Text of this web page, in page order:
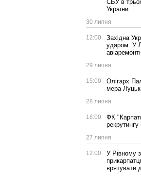
СБУ в
України
30 липня
12:00
Західна
ударом. У
29 липня
15:00
Олігарх
мера
28 липня
18:00
ФК
27 липня
12:00
У Рівному
врятувати